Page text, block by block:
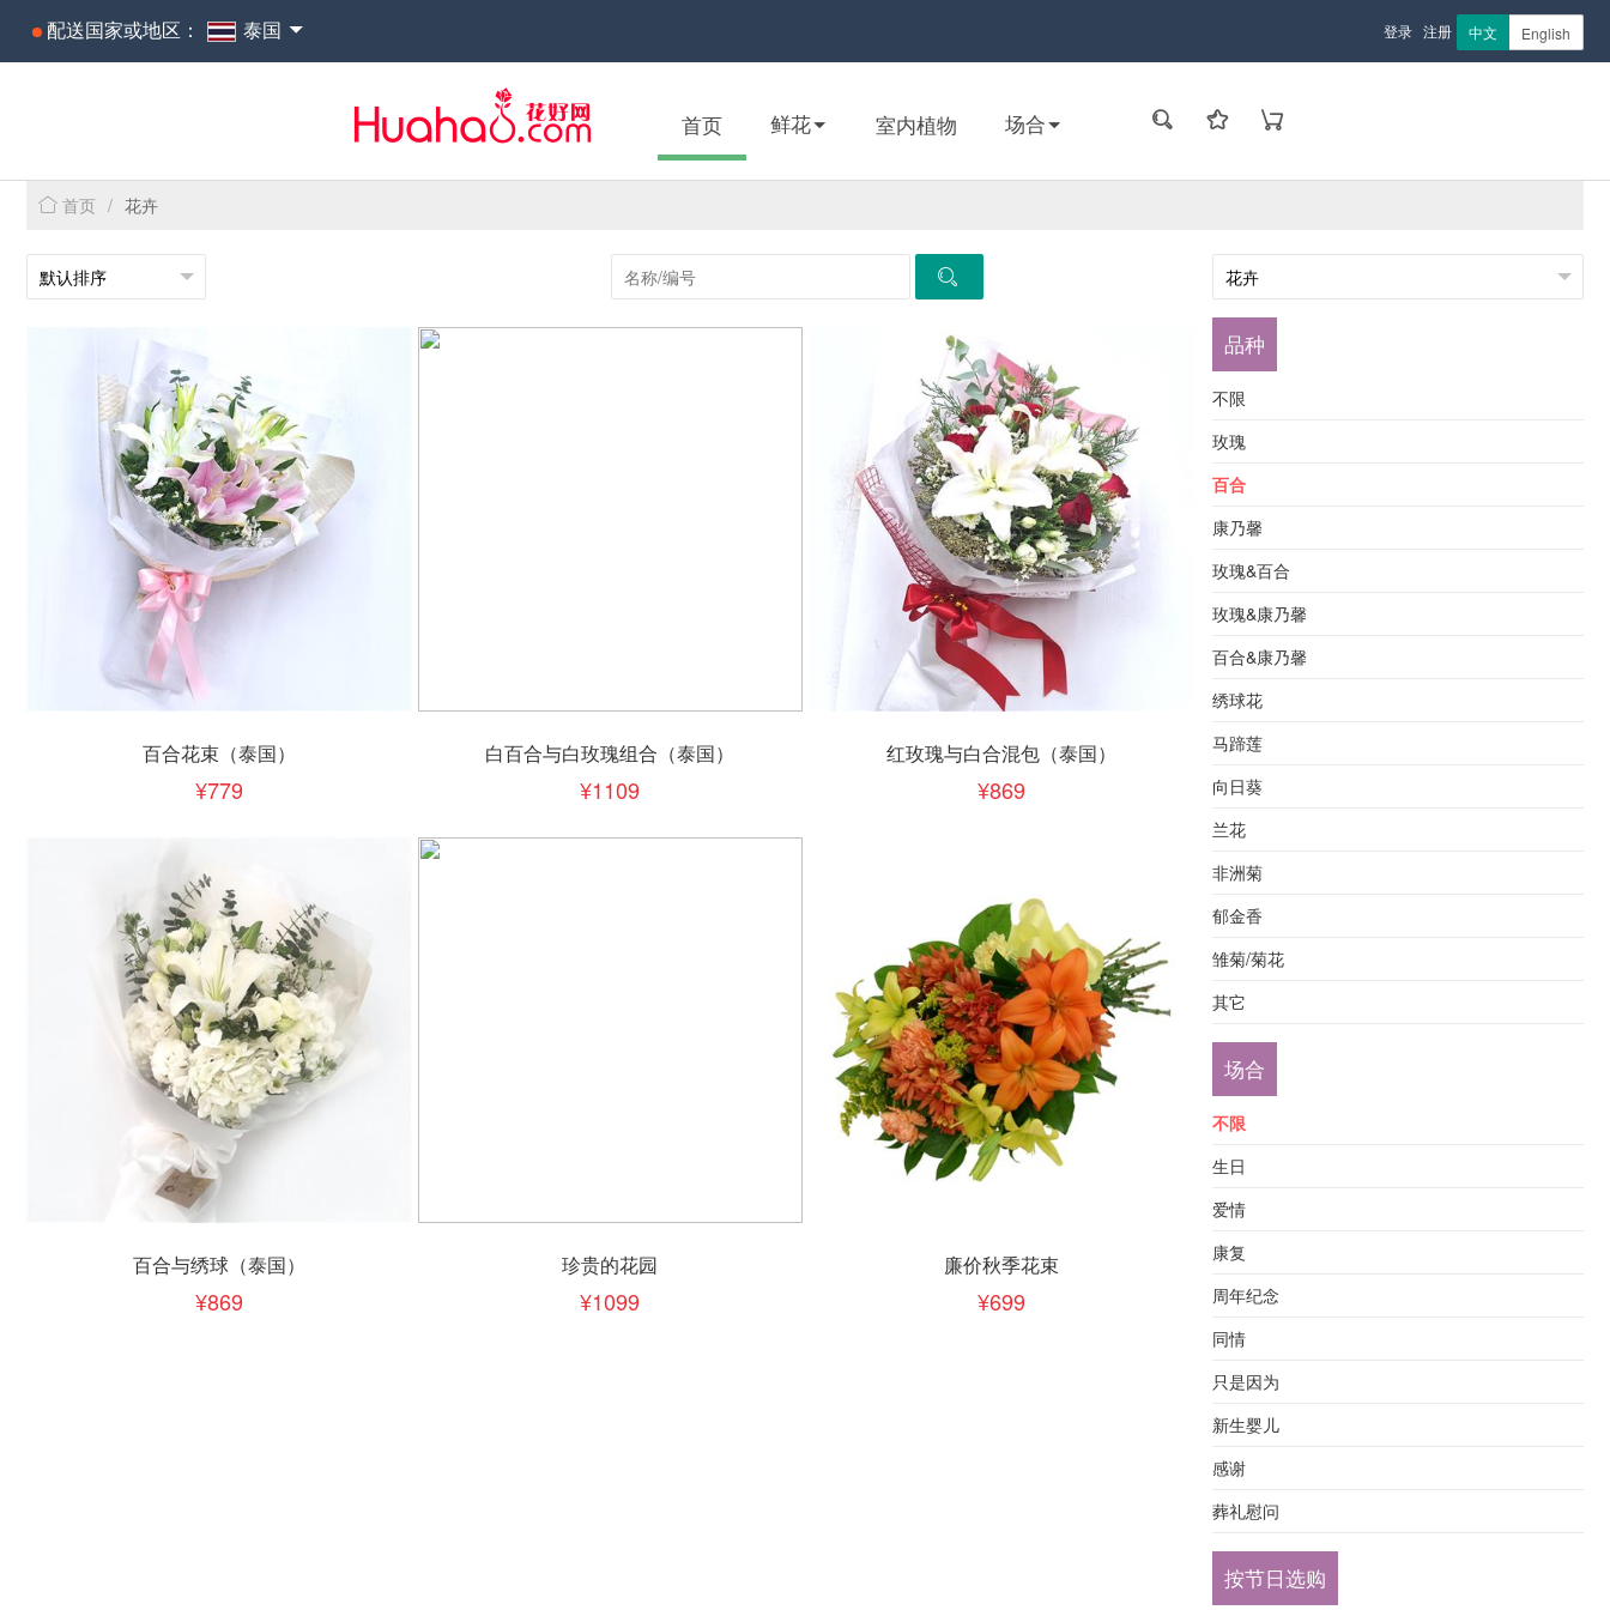
配送国家或地区： 泰国 登录 注册 中文 English
首页 鲜花 室内植物 场合
首页 / 花卉
百合花束（泰国）
779
白百合与白玫瑰组合（泰国）
1109
红玫瑰与白合混包（泰国）
869
百合与绣球（泰国）
869
珍贵的花园
1099
廉价秋季花束
699
品种
不限
玫瑰
百合
康乃馨
玫瑰&百合
玫瑰&康乃馨
百合&康乃馨
绣球花
马蹄莲
向日葵
兰花
非洲菊
郁金香
雏菊/菊花
其它
场合
不限
生日
爱情
康复
周年纪念
同情
只是因为
新生婴儿
感谢
葬礼慰问
按节日选购